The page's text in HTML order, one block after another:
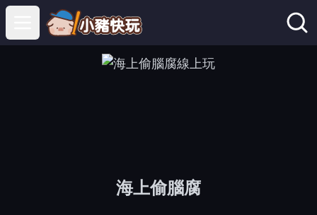
Open main menu
海上偷腦腐